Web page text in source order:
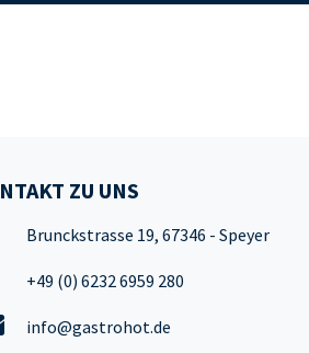
ZU UNS
Brunckstrasse 19, 67346 - Speyer
+49 (0) 6232 6959 280
info@gastrohot.de